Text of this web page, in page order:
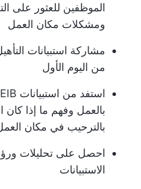
الموظفين للعثور على
ومشكلات مكان العمل
مشاركة استبيانات
من اليوم الأول
بالعمل وفهم ما إذا
بالترحيب في مكان
احصل على تحليلات
الاستبيانات